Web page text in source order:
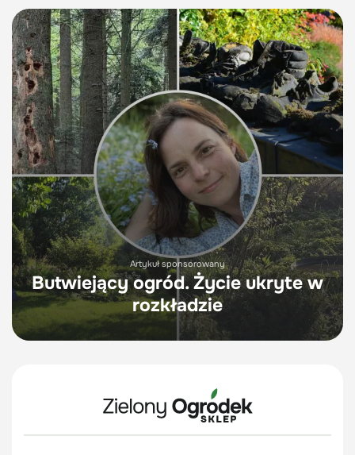
Artykuł sponsorowany
Butwiejący ogród. Życie ukryte w
rozkładzie